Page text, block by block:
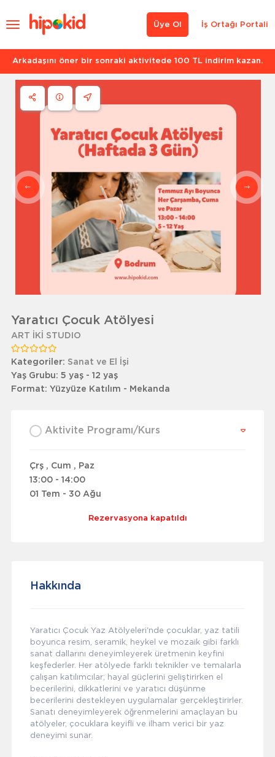
İş Ortağı Portali
Üye Ol
Arkadaşını öner bir sonraki aktivitede 100 TL indirim kazan.
Yaratıcı Çocuk Atölyesi
ART İKİ STUDIO
Kategoriler: Sanat ve El İşi
Yaş Grubu: 5 yaş - 12 yaş
Format: Yüzyüze Katılım - Mekanda
Aktivite Programı/Kurs
Çrş , Cum , Paz
13:00 - 14:00
01 Tem - 30 Ağu
Rezervasyona kapatıldı
Hakkında
Yaratıcı Çocuk Yaz Atölyeleri'nde çocuklar, yaz tatili
boyunca resim, seramik, heykel ve mozaik gibi farklı
sanat dallarını deneyimleyerek üretmenin keyfini
keşfederler. Her atölyede farklı teknikler ve temalarla
çalışan katılımcılar; hayal güçlerini geliştirirken el
becerilerini, dikkatlerini ve yaratıcı düşünme
becerilerini destekleyen uygulamalar gerçekleştirirler.
Sanatı deneyimleyerek öğrenmelerini amaçlayan bu
atölyeler, çocuklara keyifli ve ilham verici bir yaz
deneyimi sunar.